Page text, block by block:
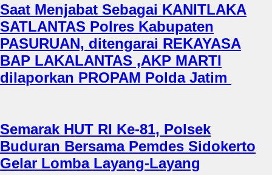
Saat Menjabat Sebagai KANITLAKA
SATLANTAS Polres Kabupaten
PASURUAN, ditengarai REKAYASA
BAP LAKALANTAS ,AKP MARTI
dilaporkan PROPAM Polda Jatim
Semarak HUT RI Ke-81, Polsek
Buduran Bersama Pemdes Sidokerto
Gelar Lomba Layang-Layang